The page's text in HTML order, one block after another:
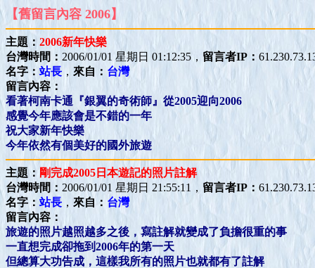
【舊留言內容 2006】
主題： 2006新年快樂
台灣時間： 2006/01/01 星期日 01:12:35， 留言者IP：
名字：站長 ， 來自： 台灣
留言內容：
看著柯南卡通『銀翼的奇術師』從2005迎向2006
感覺今年應該會是不錯的一年
祝大家新年快樂
今年依然有個美好的國外旅遊
主題： 剛完成2005日本遊記的照片註解
台灣時間： 2006/01/01 星期日 21:55:11， 留言者IP：
名字：站長 ， 來自： 台灣
留言內容：
旅遊的照片越照越多之後，寫註解就變成了負擔很重的事
一直想完成卻拖到2006年的第一天
但總算大功告成，這樣我所有的照片也就都有了註解